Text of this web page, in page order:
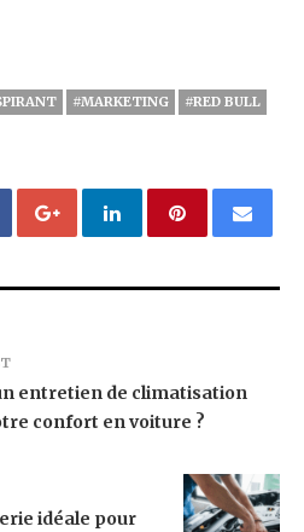
#MARKETING
#RED BULL
entretien de climatisation
confort en voiture ?
idéale pour